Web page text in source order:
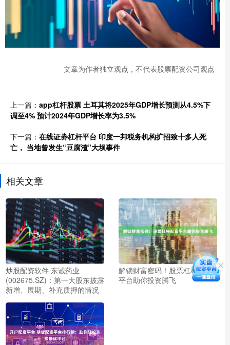
文章为作者独立观点，不代表股票配资公司观点
上一篇： app杠杆股票 土耳其将2025年GDP增长预测从4.5%下
调至4% 预计2024年GDP增长率为3.5%
下一篇： 在线证劵杠杆平台 印度一邦税务机构扩招致十多人死
亡， 当地曾发生“豆腐渣”大坝事件
相关文章
炒股配资软件 东诚药业
(002675.SZ)：第一大股东披露
新增、展期、补充质押的情况
解锁财富密码！股票杠杆配资
平台助你投资腾飞